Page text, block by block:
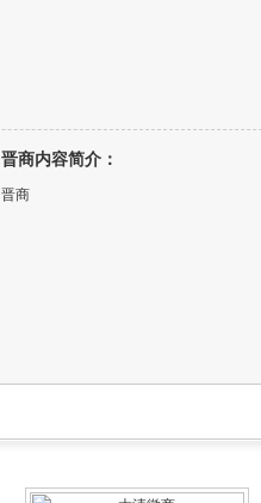
晋商内容简介：
晋商